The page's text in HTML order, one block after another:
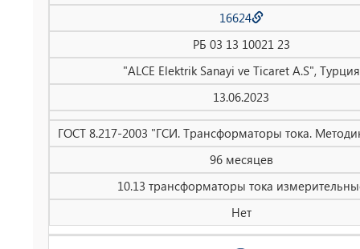
16624
РБ 03 13 10021 23
"ALCE Elektrik Sanayi ve Ticaret A.S", Турция
13.06.2023
ГОСТ 8.217-2003 "ГСИ. Трансформаторы тока.
96 месяцев
10.13 трансформаторы тока
Нет